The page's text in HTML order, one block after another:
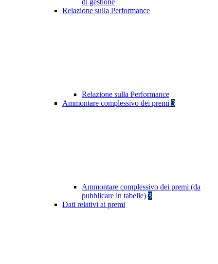
di gestione
Relazione sulla Performance
Relazione sulla Performance
Ammontare complessivo dei premi 3
Ammontare complessivo dei premi (da
pubblicare in tabelle) 3
Dati relativi ai premi